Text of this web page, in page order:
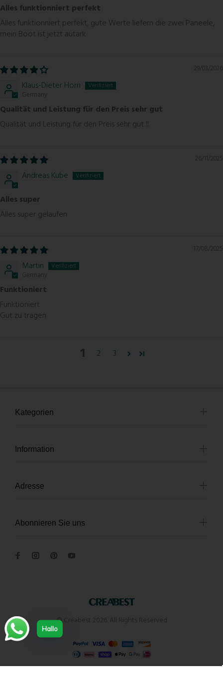
Alles funktionniert perfekt
Alles funktionniert perfekt, gute Werte liefern die zwei Paneele,
mein Boot ist jetzt autark
29/03/2026
Klaus-Dieter Horn
Germany
Qualität und Leistung für den Preis sehr gut
Qualität und Leistung für den Preis sehr gut !!
26/11/2025
Andreas Kube
Alles super
Alles super gelaufen
17/08/2025
Martin
Germany
Funktioniert
Funktioniert
Gut zu tragen
1 2 3
Kategorien
Information
Adresse
Abonnieren Sie uns
© Creabest 2026. All Rights Reserved
Hallo